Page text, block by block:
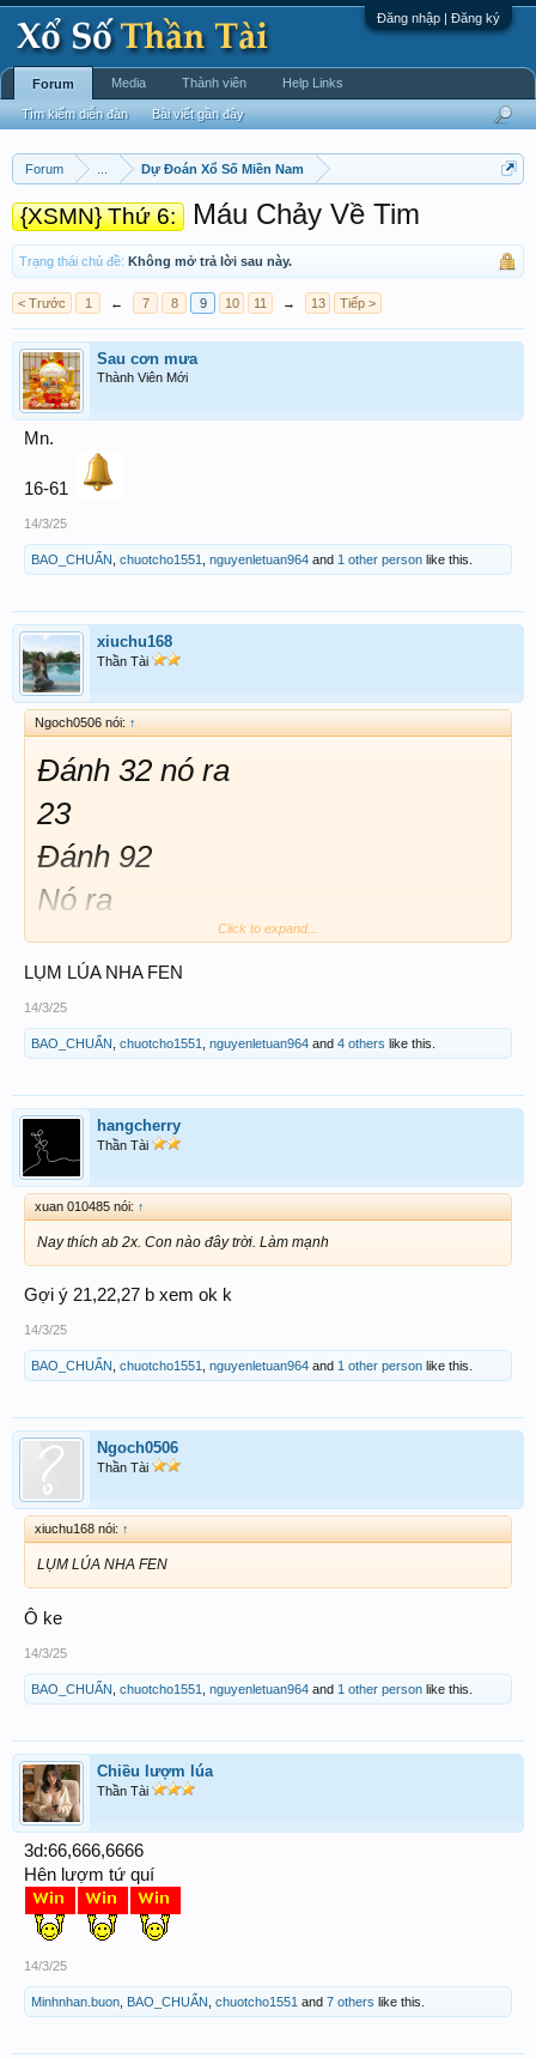
Đăng nhập | Đăng ký
Forum Dự Đoán Xổ Số Miền Nam
{XSMN} Thứ 6: Máu Chảy Về Tim
Trạng thái chủ đề: Không mở trả lời sau này.
< Trước 1 ← 7 8 9 10 11 → 13 Tiếp >
Sau cơn mưa
Thành Viên Mới
Mn.
16-61
14/3/25
BAO_CHUẨN chuotcho1551 nguyenletuan964 and 1 other person like this.
xiuchu168
Thần Tài
Ngoch0506 nói: ↑
Đánh 32 nó ra
23
Đánh 92
Nó ra
29 ra như vậy là tao
Mau giàu
Và mau già lắm nha mài
2 đài tao lạy mày
Click to expand...
LỤM LÚA NHA FEN
14/3/25
BAO_CHUẨN chuotcho1551 nguyenletuan964 and 4 others like this.
hangcherry
Thần Tài
xuan 010485 nói: ↑
Nay thích ab 2x. Con nào đây trời. Làm mạnh
Gợi ý 21,22,27 b xem ok k
14/3/25
BAO_CHUẨN chuotcho1551 nguyenletuan964 and 1 other person like this.
Ngoch0506
Thần Tài
xiuchu168 nói: ↑
LỤM LÚA NHA FEN
Ô ke
14/3/25
BAO_CHUẨN chuotcho1551 nguyenletuan964 and 1 other person like this.
Chiều lượm lúa
Thần Tài
3d:66,666,6666
Hên lượm tứ quí
14/3/25
Minhnhan.buon BAO_CHUẨN chuotcho1551 and 7 others like this.
Forum
Tìm kiếm diễn đàn Bài viết gần đây
Media Thành viên Help Links